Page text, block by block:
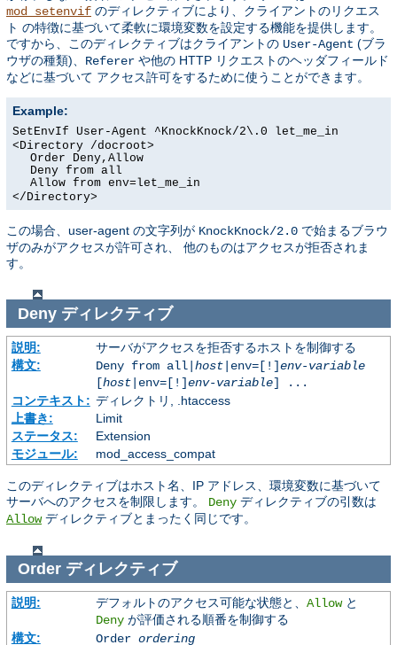
mod_setenvif のディレクティブにより、クライアントのリクエス
ト の特徴に基づいて柔軟に環境変数を設定する機能を提供します。
ですから、このディレクティブはクライアントの User-Agent (ブラ
ウザの種類)、 Referer や他の HTTP リクエストのヘッダフィールド
などに基づいて アクセス許可をするために使うことができます。
Example:
SetEnvIf User-Agent ^KnockKnock/2\.0 let_me_in
<Directory /docroot>
Order Deny,Allow
Deny from all
Allow from env=let_me_in
</Directory>
この場合、user-agent の文字列が KnockKnock/2.0 で始まるブラウ
ザのみがアクセスが許可され、 他のものはアクセスが拒否されま
す。
Denyディレクティブ
説明:
サーバがアクセスを拒否するホストを制御する
構文:
Deny from all|host|env=[!]env-variable
[host|env=[!]env-variable] ...
コンテキスト: ディレクトリ, .htaccess
上書き:
Limit
ステータス:
Extension
モジュール:
mod_access_compat
このディレクティブはホスト名、IP アドレス、環境変数に基づいて
サーバへのアクセスを制限します。 Deny ディレクティブの引数は
Allowディレクティブとまったく同じです。
Orderディレクティブ
説明: デフォルトのアクセス可能な状態と、 Allowと
Denyが評価される順番を制御する
構文:
Order ordering